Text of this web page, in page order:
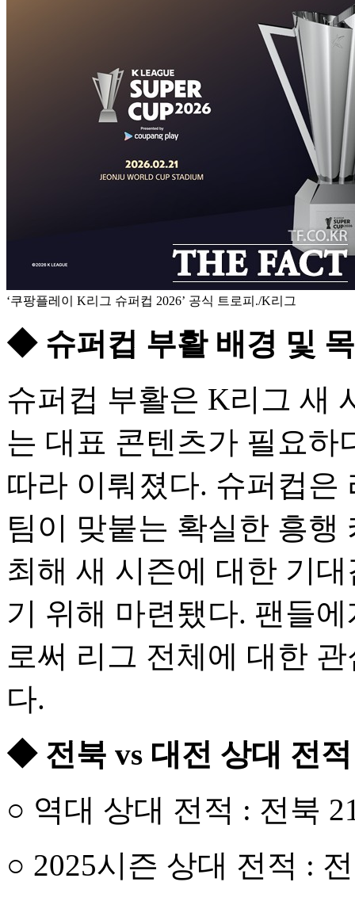
‘쿠팡플레이 K리그 슈퍼컵 2026’ 공식 트로피./K리그
◆ 슈퍼컵 부활 배경 및
슈퍼컵 부활은 K리그 새
는 대표 콘텐츠가 필요하
따라 이뤄졌다. 슈퍼컵은
팀이 맞붙는 확실한 흥행
최해 새 시즌에 대한 기
기 위해 마련됐다. 팬들
로써 리그 전체에 대한
다.
◆ 전북 vs 대전 상대 전적
○ 역대 상대 전적 : 전북
○ 2025시즌 상대 전적 :